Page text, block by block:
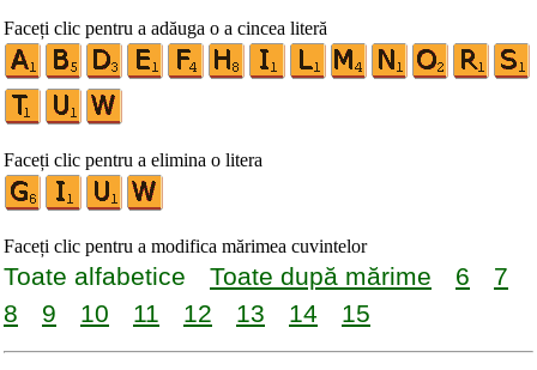
Faceți clic pentru a adăuga o a cincea literă
Faceți clic pentru a elimina o litera
Faceți clic pentru a modifica mărimea cuvintelor
Toate alfabetice Toate după mărime 6
7
8
9 10 11 12 13 14 15